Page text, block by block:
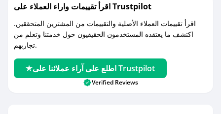
اقرأ تقييمات واراء العملاء على Trustpilot
اقرأ تقييمات العملاء الأصلية والتقييمات من المشترين المتحققين.
اكتشف ما يعتقده المستخدمون الحقيقيون حول خدمتنا وتعلم من
تجاربهم.
اطلع على آراء عملائنا على Trustpilot
Verified Reviews